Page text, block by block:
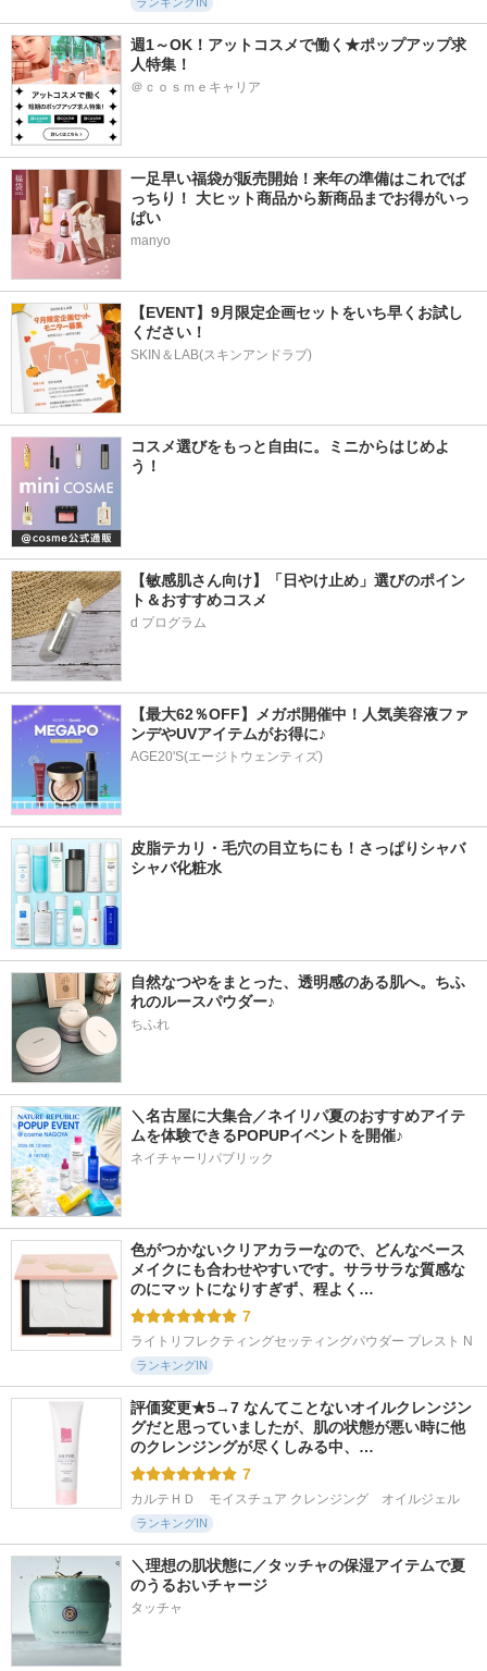
週1～OK！アットコスメで働く★ポップアップ求
人特集！
＠ｃｏｓｍｅキャリア
一足早い福袋が販売開始！来年の準備はこれでば
っちり！ 大ヒット商品から新商品までお得がいっ
ぱい
manyo
【EVENT】9月限定企画セットをいち早くお試し
ください！
SKIN＆LAB(スキンアンドラブ)
コスメ選びをもっと自由に。ミニからはじめよ
う！
【敏感肌さん向け】「日やけ止め」選びのポイン
ト＆おすすめコスメ
d プログラム
【最大62％OFF】メガポ開催中！人気美容液ファ
ンデやUVアイテムがお得に♪
AGE20'S(エージトウェンティズ)
皮脂テカリ・毛穴の目立ちにも！さっぱりシャバ
シャバ化粧水
自然なつやをまとった、透明感のある肌へ。ちふ
れのルースパウダー♪
ちふれ
＼名古屋に大集合／ネイリパ夏のおすすめアイテ
ムを体験できるPOPUPイベントを開催♪
ネイチャーリパブリック
色がつかないクリアカラーなので、どんなベース
メイクにも合わせやすいです。サラサラな質感な
のにマットになりすぎず、程よく…
7
ライトリフレクティングセッティングパウダー プレスト N
ランキングIN
評価変更★5→7 なんてことないオイルクレンジン
グだと思っていましたが、肌の状態が悪い時に他
のクレンジングが尽くしみる中、…
7
カルテＨＤ　モイスチュア クレンジング　オイルジェル
ランキングIN
＼理想の肌状態に／タッチャの保湿アイテムで夏
のうるおいチャージ
タッチャ